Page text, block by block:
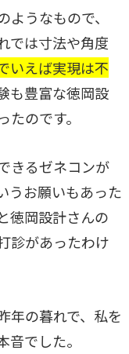
うなもので、
では寸法や角度
いえば実現は不
も豊富な徳岡設
のです。
きるゼネコンが
うお願いもあった
徳岡設計さんの
診があったわけ
年の暮れで、私を
でした。